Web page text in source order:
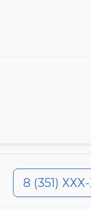
8 (351)